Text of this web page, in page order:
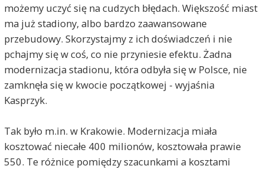
możemy uczyć się na cudzych błędach. Większość miast
ma już stadiony, albo bardzo zaawansowane
przebudowy. Skorzystajmy z ich doświadczeń i nie
pchajmy się w coś, co nie przyniesie efektu. Żadna
modernizacja stadionu, która odbyła się w Polsce, nie
zamknęła się w kwocie początkowej - wyjaśnia
Kasprzyk.
Tak było m.in. w Krakowie. Modernizacja miała
kosztować niecałe 400 milionów, kosztowała prawie
550. Te różnice pomiędzy szacunkami a kosztami